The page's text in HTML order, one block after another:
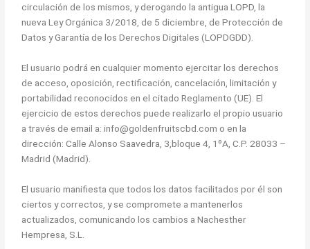
circulación de los mismos, y derogando la antigua LOPD, la
nueva Ley Orgánica 3/2018, de 5 diciembre, de Protección de
Datos y Garantía de los Derechos Digitales (LOPDGDD).
El usuario podrá en cualquier momento ejercitar los derechos
de acceso, oposición, rectificación, cancelación, limitación y
portabilidad reconocidos en el citado Reglamento (UE). El
ejercicio de estos derechos puede realizarlo el propio usuario
a través de email a: info@goldenfruitscbd.com o en la
dirección: Calle Alonso Saavedra, 3,bloque 4, 1ºA, C.P. 28033 –
Madrid (Madrid).
El usuario manifiesta que todos los datos facilitados por él son
ciertos y correctos, y se compromete a mantenerlos
actualizados, comunicando los cambios a Nachesther
Hempresa, S.L.